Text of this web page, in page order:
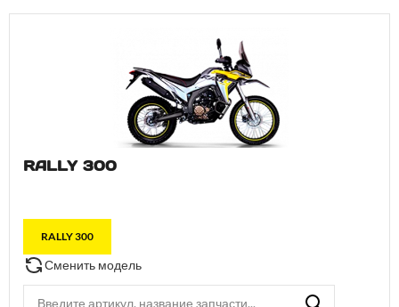
RALLY 300
RALLY 300
Сменить модель